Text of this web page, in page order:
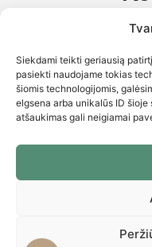
Siekdami teikti geriausią
pasiekti naudojame tokias
šiomis technologijomis,
elgsena arba unikalūs ID
atšaukimas gali neigiamai
I-V :
Visos teisės